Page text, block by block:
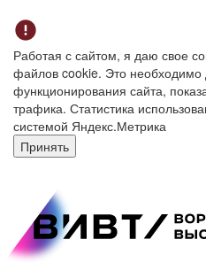
Работая с сайтом, я даю свое
файлов cookie. Это необходимо
функционирования сайта,
трафика. Статистика
системой Яндекс.Метрика
Принять